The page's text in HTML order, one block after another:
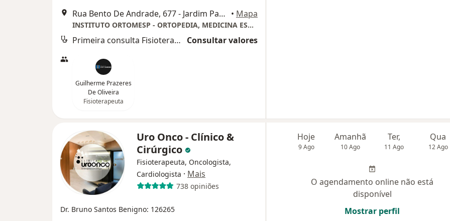
Rua Bento De Andrade, 677 - Jardim Paulista, São Paulo • Mapa
INSTITUTO ORTOMESP - ORTOPEDIA, MEDICINA ESPORTIVA E MEDICINA INTEGRATIVA
Primeira consulta Fisioterapia Consultar valores
Guilherme Prazeres
De Oliveira
Fisioterapeuta
Uro Onco - Clínico &
Cirúrgico
Fisioterapeuta, Oncologista,
Cardiologista · Mais
738 opiniões
Dr. Bruno Santos Benigno: 126265
Hoje
9 Ago
Amanhã
10 Ago
Ter,
11 Ago
Qua
12 Ago
O agendamento online não está
disponível
Mostrar perfil